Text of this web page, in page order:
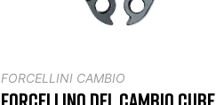
FORCELLINI CAMBIO